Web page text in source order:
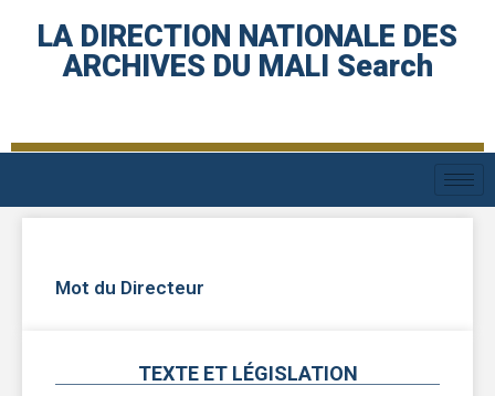
LA DIRECTION NATIONALE DES
ARCHIVES DU MALI Search
Mot du Directeur
TEXTE ET LÉGISLATION